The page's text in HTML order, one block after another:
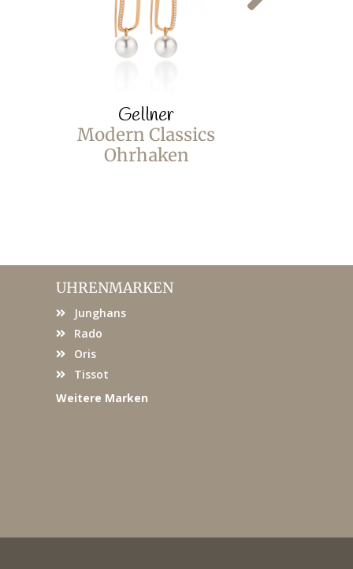
Gellner
Modern Classics
Ohrhaken
UHRENMARKEN
Junghans
Rado
Oris
Tissot
Weitere Marken